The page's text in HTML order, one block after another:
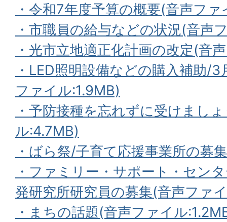
・令和7年度予算の概要(音声ファ
・市職員の給与などの状況(音声
・光市立地適正化計画の改定(音
・LED照明設備などの購入補助/
ファイル:1.9MB)
・予防接種を忘れずに受けまし
ル:4.7MB)
・ばら祭/子育て応援事業所の募
・ファミリー・サポート・セン
発研究所研究員の募集(音声ファ
・まちの話題(音声ファイル